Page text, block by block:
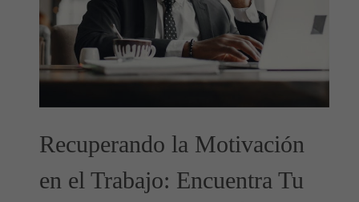
Recuperando la Motivación
en el Trabajo: Encuentra Tu